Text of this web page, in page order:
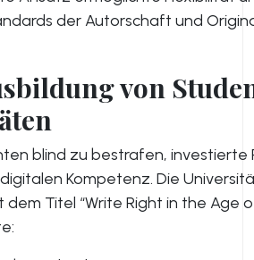
der Autorschaft und
von
blind zu bestrafen, investierte
Kompetenz. Die
Titel “Write Right in the Age